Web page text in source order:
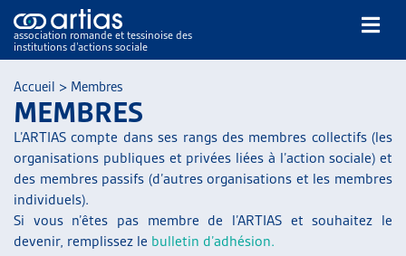
association romande et tessinoise des
institutions d’actions sociale
NOS PUBLICATIONS
ARTICLES
Accueil > Membres
MEMBRES
L’ARTIAS compte dans ses rangs des membres collectifs (les
organisations publiques et privées liées à l’action sociale) et
des membres passifs (d’autres organisations et les membres
individuels).
Si vous n’êtes pas membre de l’ARTIAS et souhaitez le
devenir, remplissez le bulletin d’adhésion.